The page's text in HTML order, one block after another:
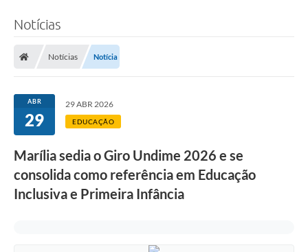
Notícias
Notícias Notícia
ABR
29
29 ABR 2026
EDUCAÇÃO
Marília sedia o Giro Undime 2026 e se
consolida como referência em Educação
Inclusiva e Primeira Infância